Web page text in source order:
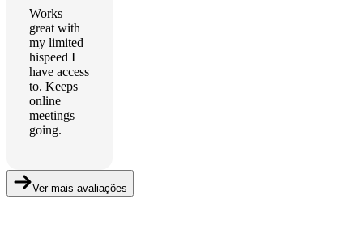
Works
great with
my limited
hispeed I
have access
to. Keeps
online
meetings
going.
Ver mais avaliações